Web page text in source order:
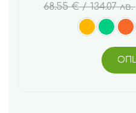
68.55€/ 134.07 лв.